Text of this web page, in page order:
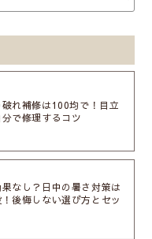
れ補修は100均で！目立
で修理するコツ
なし？日中の暑さ対策は
！後悔しない選び方とセッ